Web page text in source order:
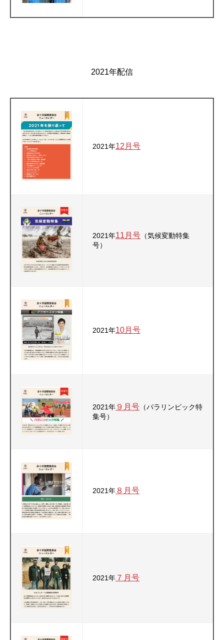
2021年配信
2021年12月号
2021年11月号 （気候変動特集
号）
2021年10月号
2021年 ９月号 （パラリンピック特
集号）
2021年８月号
2021年 ７月号